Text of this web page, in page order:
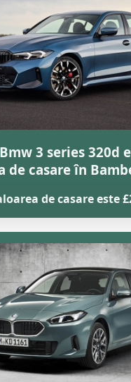
Bmw 3 series 320d
de casare în
de casare este